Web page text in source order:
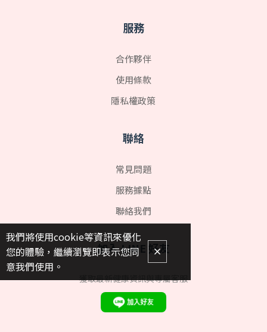
服務
合作夥伴
使用條款
隱私權政策
聯絡
常見問題
服務據點
聯絡我們
加入 LINE 好友
獲取最新健康資訊與專屬客服
我們將使用cookie等資訊來優化
您的體驗，繼續瀏覽即表示您同
意我們使用。